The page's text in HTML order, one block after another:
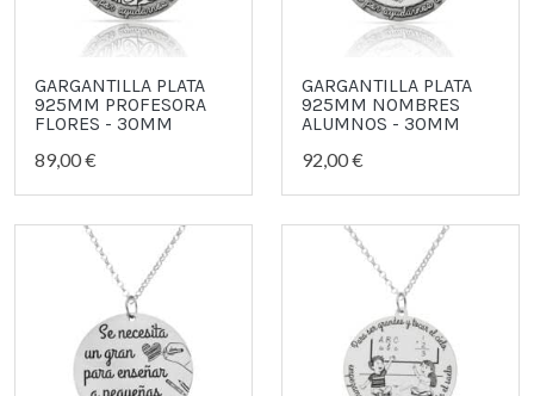
GARGANTILLA PLATA
925MM PROFESORA
FLORES - 30MM
89,00 €
GARGANTILLA PLATA
925MM NOMBRES
ALUMNOS - 30MM
92,00 €